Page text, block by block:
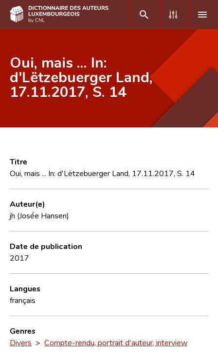
DE FR
Accueil
Recherche avancée
CNL
Équipe scientifique
Contact
Oui, mais ... In:
d'Lëtzebuerger Land,
17.11.2017, S. 14
Titre
Oui, mais ... In: d'Lëtzebuerger Land, 17.11.2017, S. 14
Auteur(e)
jh (Josée Hansen)
Date de publication
2017
Langues
français
Genres
Divers > Compte-rendu, portrait d'auteur, interview